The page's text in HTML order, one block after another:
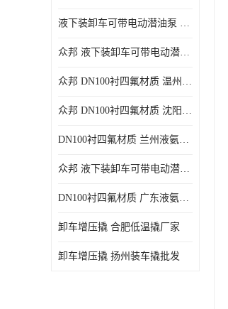
液下装卸车可带电动潜油泵 贵阳液氨鹤管批发商
众邦 液下装卸车可带电动潜油泵 沈阳液氨鹤管批发商
众邦 DN100衬四氟材质 温州液氨鹤管批发商
众邦 DN100衬四氟材质 沈阳液氨鹤管批发商
DN100衬四氟材质 兰州液氨鹤管批发商
众邦 液下装卸车可带电动潜油泵 太原液氨鹤管厂商
DN100衬四氟材质 广东液氨鹤管厂商
卸车增压撬 合肥低温撬厂家
卸车增压撬 扬州装车撬批发